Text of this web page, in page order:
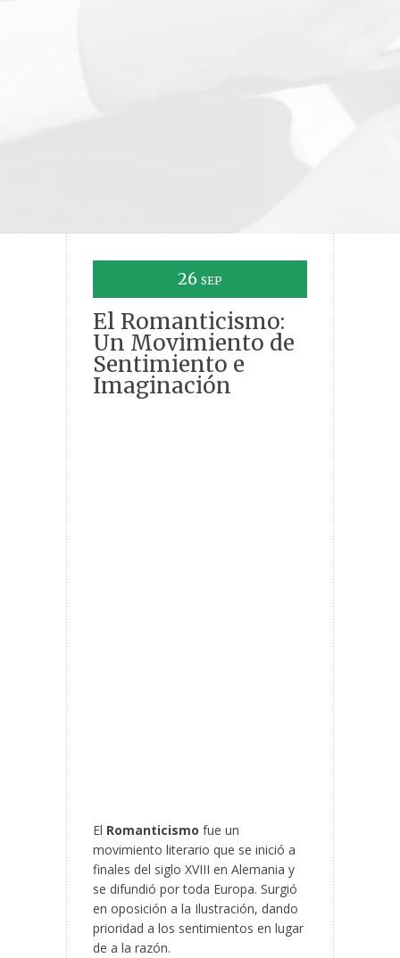
26 SEP
El Romanticismo:
Un Movimiento de
Sentimiento e
Imaginación
El Romanticismo fue un
movimiento literario que se inició a
finales del siglo XVIII en Alemania y
se difundió por toda Europa. Surgió
en oposición a la Ilustración, dando
prioridad a los sentimientos en lugar
de a la razón.